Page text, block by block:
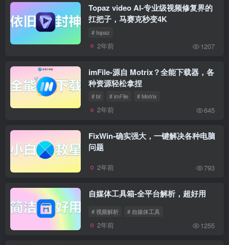
Topaz video AI-专业级视频修复界的
扛把子，马赛克秒变4K
# topaz
2年前 1207
imFile-源自 Motrix？全能下载器，各
种资源轻松拿捏
# bt # imFile # Motrix
2年前 645
FixWin-确实强大，一键解决各种电脑
问题
2年前 793
自媒体工具箱-全平台解析，超好用
# 视频解析 # 自媒体工具
2年前 1255